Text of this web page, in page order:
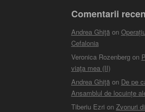
Comentarii
Andrea Ghiţăon
Cefalonia
Veronica Rozenbergon
viaţa mea (II)
Andrea Ghiţăon De pe
Ansamblul de locuințe
Tiberiu Ezri on Zvonuri